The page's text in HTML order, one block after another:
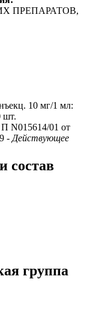
ПРЕПАРАТОВ,
10 мг/1 мл:
шт.
N015614/01 от
- Действующее
состав
группа